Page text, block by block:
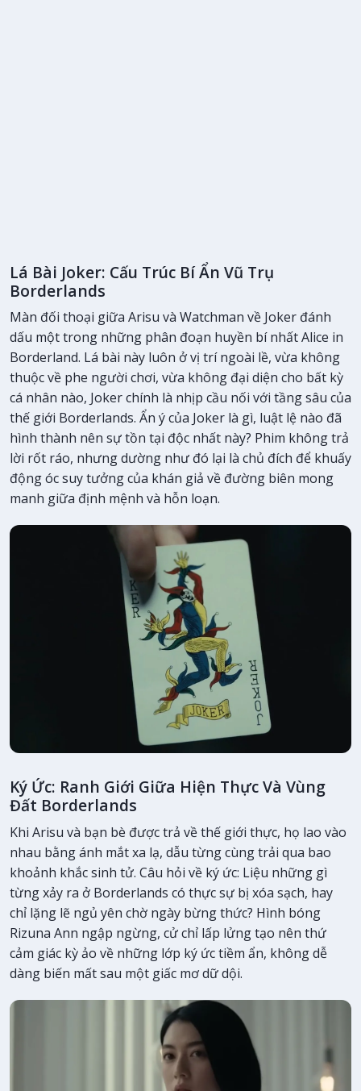
Lá Bài Joker: Cấu Trúc Bí Ẩn Vũ Trụ
Borderlands
Màn đối thoại giữa Arisu và Watchman về Joker đánh
dấu một trong những phân đoạn huyền bí nhất Alice in
Borderland. Lá bài này luôn ở vị trí ngoài lề, vừa không
thuộc về phe người chơi, vừa không đại diện cho bất kỳ
cá nhân nào, Joker chính là nhịp cầu nối với tầng sâu của
thế giới Borderlands. Ẩn ý của Joker là gì, luật lệ nào đã
hình thành nên sự tồn tại độc nhất này? Phim không trả
lời rốt ráo, nhưng dường như đó lại là chủ đích để khuấy
động óc suy tưởng của khán giả về đường biên mong
manh giữa định mệnh và hỗn loạn.
Ký Ức: Ranh Giới Giữa Hiện Thực Và Vùng
Đất Borderlands
Khi Arisu và bạn bè được trả về thế giới thực, họ lao vào
nhau bằng ánh mắt xa lạ, dẫu từng cùng trải qua bao
khoảnh khắc sinh tử. Câu hỏi về ký ức: Liệu những gì
từng xảy ra ở Borderlands có thực sự bị xóa sạch, hay
chỉ lặng lẽ ngủ yên chờ ngày bừng thức? Hình bóng
Rizuna Ann ngập ngừng, cử chỉ lấp lửng tạo nên thứ
cảm giác kỳ ảo về những lớp ký ức tiềm ẩn, không dễ
dàng biến mất sau một giấc mơ dữ dội.